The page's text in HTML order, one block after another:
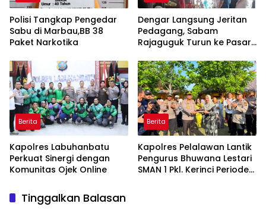
Polisi Tangkap Pengedar
Sabu di Marbau,BB 38
Paket Narkotika
Dengar Langsung Jeritan
Pedagang, Sabam
Rajaguguk Turun ke Pasar
Berita
Kapolres Labuhanbatu
Perkuat Sinergi dengan
Komunitas Ojek Online
Berita
Kapolres Pelalawan Lantik
Pengurus Bhuwana Lestari
SMAN 1 Pkl. Kerinci Periode
Tinggalkan Balasan